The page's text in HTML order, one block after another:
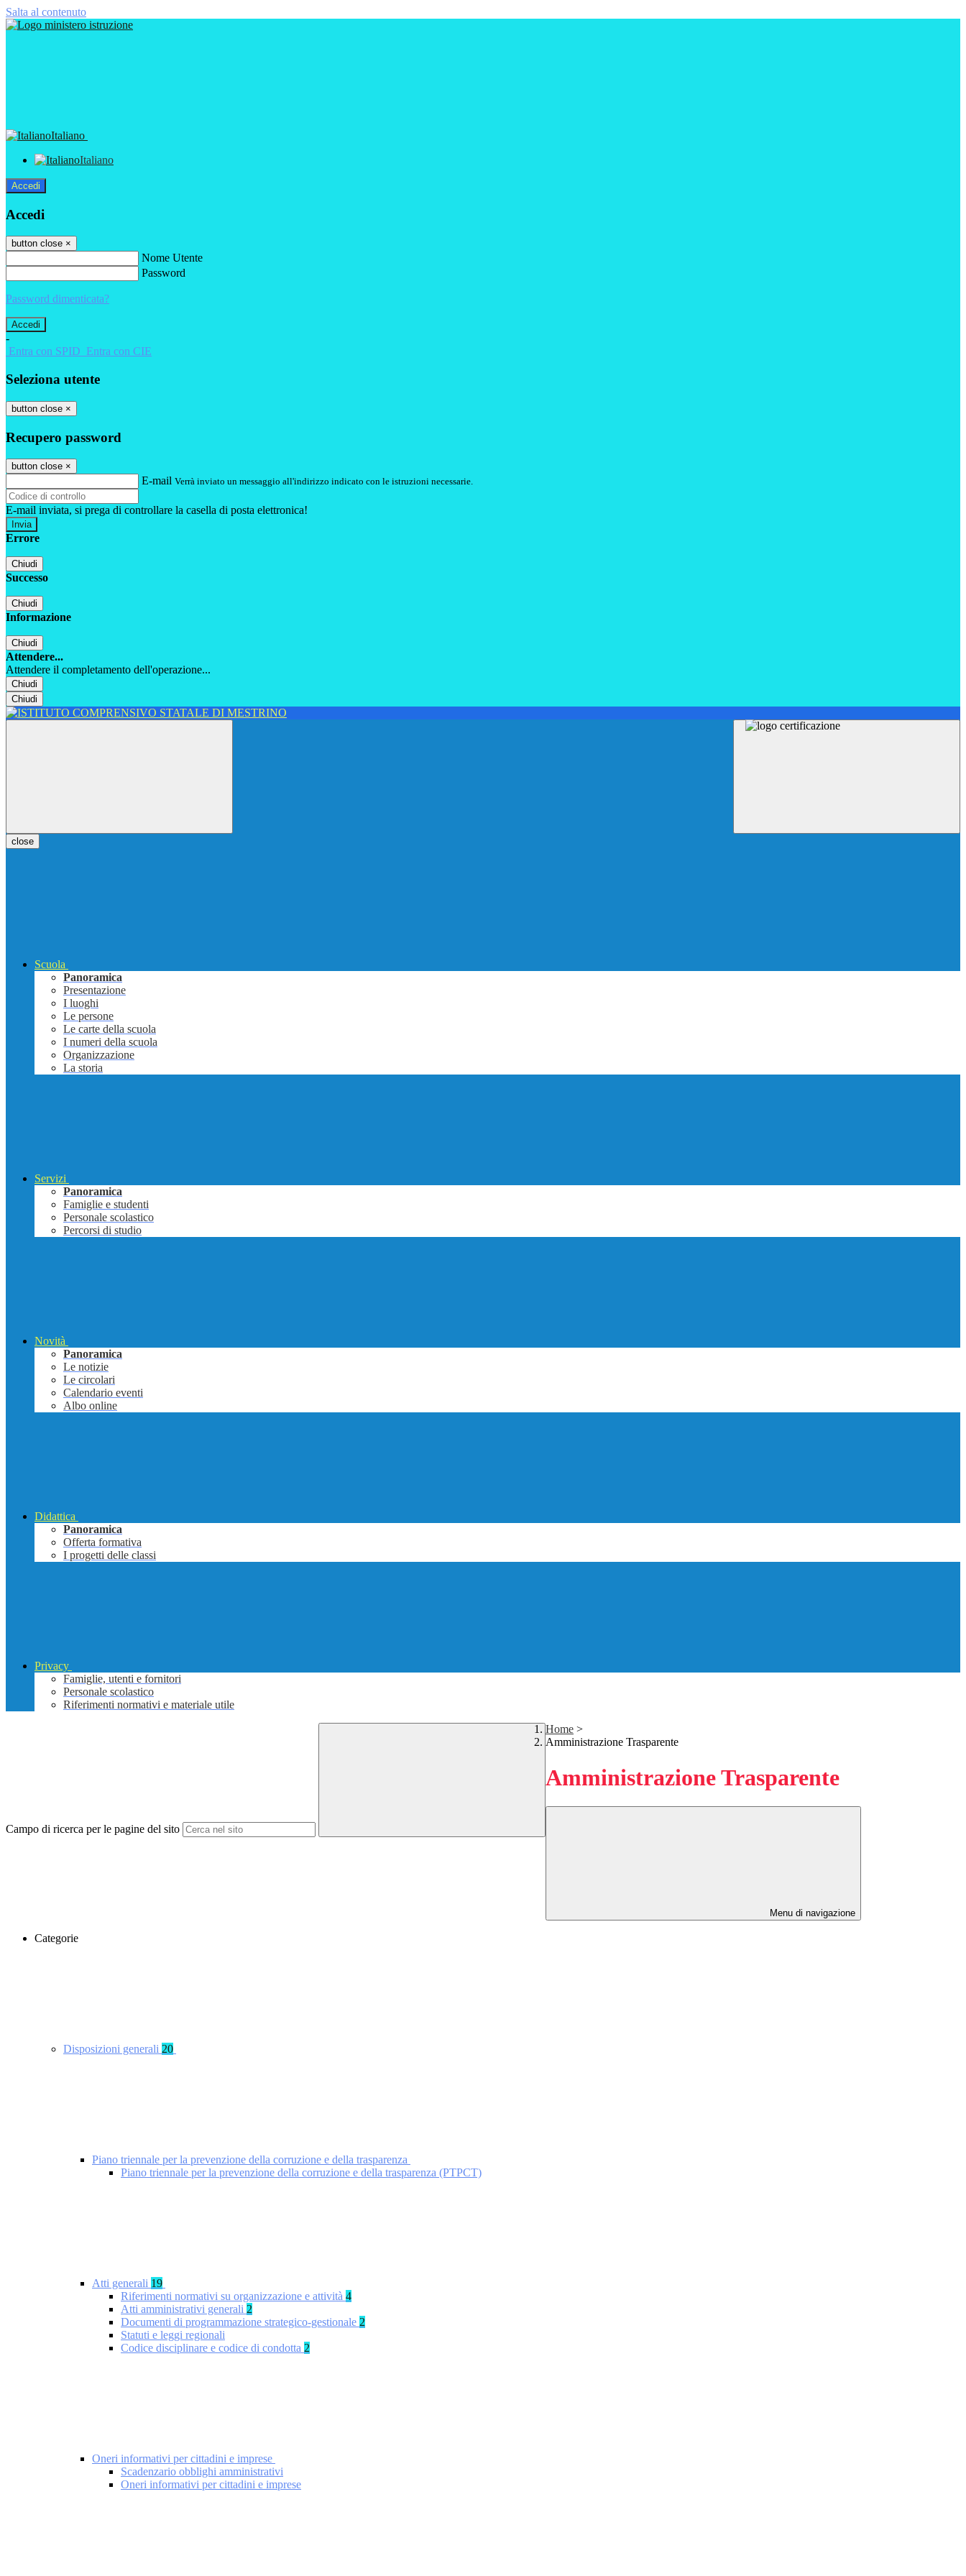
Salta al contenuto
Italiano
Italiano
Accedi
Accedi
button close ×
Nome Utente
Password
Password dimenticata?
-
Entra con SPID Entra con CIE
Seleziona utente
button close ×
Recupero password
button close ×
E-mail Verrà inviato un messaggio all'indirizzo indicato con le istruzioni necessarie.
E-mail inviata, si prega di controllare la casella di posta elettronica!
Errore
Chiudi
Successo
Chiudi
Informazione
Chiudi
Attendere...
Attendere il completamento dell'operazione...
Chiudi
Chiudi
close
Scuola
Panoramica
Presentazione
I luoghi
Le persone
Le carte della scuola
I numeri della scuola
Organizzazione
La storia
Servizi
Panoramica
Famiglie e studenti
Personale scolastico
Percorsi di studio
Novità
Panoramica
Le notizie
Le circolari
Calendario eventi
Albo online
Didattica
Panoramica
Offerta formativa
I progetti delle classi
Privacy
Famiglie, utenti e fornitori
Personale scolastico
Riferimenti normativi e materiale utile
Campo di ricerca per le pagine del sito
Home >
Amministrazione Trasparente
Amministrazione Trasparente
Menu di navigazione
Categorie
Disposizioni generali 20
Piano triennale per la prevenzione della corruzione e della trasparenza
Piano triennale per la prevenzione della corruzione e della trasparenza (PTPCT)
Atti generali 19
Riferimenti normativi su organizzazione e attività 4
Atti amministrativi generali 2
Documenti di programmazione strategico-gestionale 2
Statuti e leggi regionali
Codice disciplinare e codice di condotta 2
Oneri informativi per cittadini e imprese
Scadenzario obblighi amministrativi
Oneri informativi per cittadini e imprese